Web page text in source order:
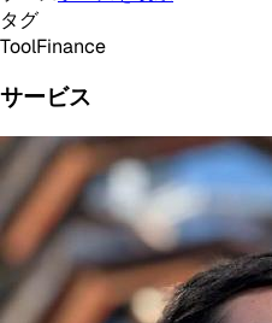
タグ
ToolFinance
サービス